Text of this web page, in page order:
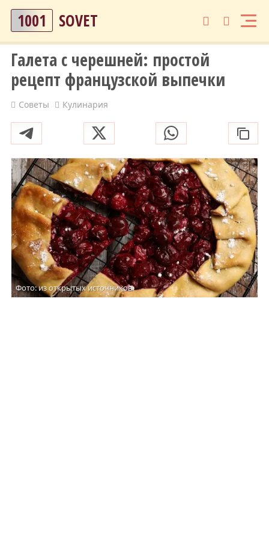
1001 SOVET
Галета с черешней: простой
рецепт французской выпечки
Советы Кулинария
Фото: из открытых источников